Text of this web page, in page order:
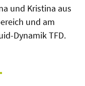
und Kristina aus
und am
Dynamik TFD.